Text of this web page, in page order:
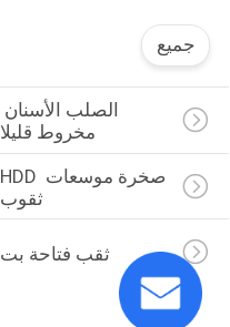
جميع
الصلب الأسنان
مخروط قليلا
HDD صخرة موسعات
ثقوب
ثقب فتاحة بت